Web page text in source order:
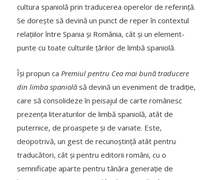
cultura spaniolă prin traducerea operelor de referință.
Se dorește să devină un punct de reper în contextul
relațiilor între Spania și România, cât și un element-
punte cu toate culturile țărilor de limbă spaniolă.
Își propun ca Premiul pentru Cea mai bună traducere
din limba spaniolă să devină un eveniment de tradiție,
care să consolideze în peisajul de carte românesc
prezența literaturilor de limbă spaniolă, atât de
puternice, de proaspete și de variate. Este,
deopotrivă, un gest de recunoștință atât pentru
traducători, cât și pentru editorii români, cu o
semnificație aparte pentru tânăra generație de